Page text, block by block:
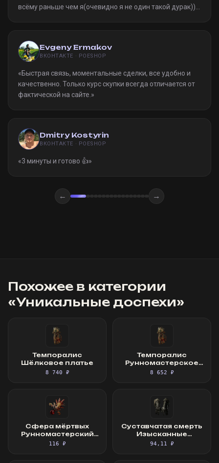
всёму раньше чем я(очевидно я не один такой дурак)).
Evgeny Ermakov
ВКОНТАКТЕ · POESHOP
«Быстрая связь, моментальные сделки, все удобно и
качественно. Только курс скупки всегда отличается от
фактической на сайте. »
Dmitry Kostyrin
ВКОНТАКТЕ · POESHOP
«3 минуты и готово 👍»
← →
Похожее в категории
«Уникальные доспехи»
Темпоралис
Шёлковое платье
8 740 ₽
Темпоралис
Рунномастерское
Шёлковое платье
8 652 ₽
Сфера мёртвых
Рунномастерский
Священный фокус
116 ₽
Суставчатая смерть
Изысканные
перчатки
94,11 ₽